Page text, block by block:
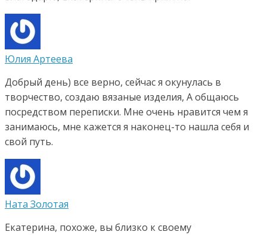
Юлия Артеева
Добрый день) все верно, сейчас я окунулась в
творчество, создаю вязаные изделия, А общаюсь
посредством переписки. Мне очень нравится чем я
занимаюсь, мне кажется я наконец-то нашла себя и
свой путь.
Ната Золотая
Екатерина, похоже, вы близко к своему